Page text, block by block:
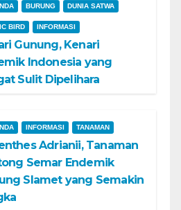
BURUNG DUNIA SATWA
BIRD INFORMASI
Gunung, Kenari
Indonesia yang
Sulit Dipelihara
INFORMASI TANAMAN
Adrianii, Tanaman
Semar Endemik
Slamet yang Semakin